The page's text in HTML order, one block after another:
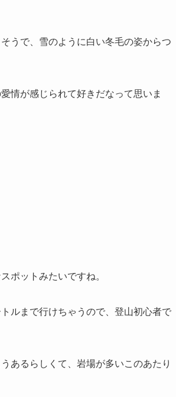
うで、雪のように白い冬毛の姿からつ
情が感じられて好きだなって思いま
ポットみたいですね。
ルまで行けちゃうので、登山初心者で
あるらしくて、岩場が多いこのあたり